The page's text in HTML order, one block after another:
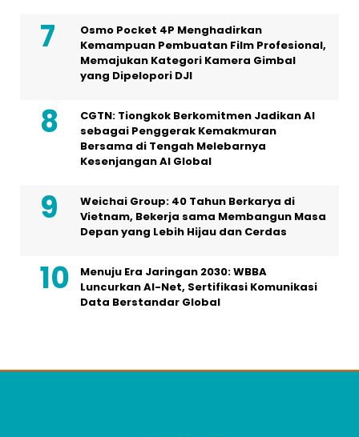
Osmo Pocket 4P Menghadirkan
Kemampuan Pembuatan Film Profesional,
Memajukan Kategori Kamera Gimbal
yang Dipelopori DJI
CGTN: Tiongkok Berkomitmen Jadikan AI
sebagai Penggerak Kemakmuran
Bersama di Tengah Melebarnya
Kesenjangan AI Global
Weichai Group: 40 Tahun Berkarya di
Vietnam, Bekerja sama Membangun Masa
Depan yang Lebih Hijau dan Cerdas
Menuju Era Jaringan 2030: WBBA
Luncurkan AI-Net, Sertifikasi Komunikasi
Data Berstandar Global